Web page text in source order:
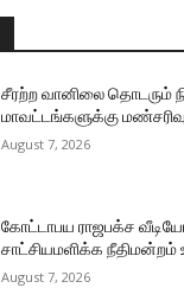
சீரற்ற வானிலை தொடரும்
மாவட்டங்களுக்கு
August 7, 2026
கோட்டாபய ராஜபக்ச
சாட்சியமளிக்க நீதிமன்றம்
August 7, 2026